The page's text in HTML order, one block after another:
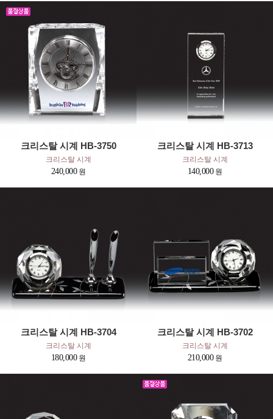
크리스탈 시계 HB-3750
크리스탈 시계
240,000
크리스탈 시계 HB-3713
크리스탈 시계
140,000
크리스탈 시계 HB-3704
크리스탈 시계
180,000
크리스탈 시계 HB-3702
크리스탈 시계
210,000